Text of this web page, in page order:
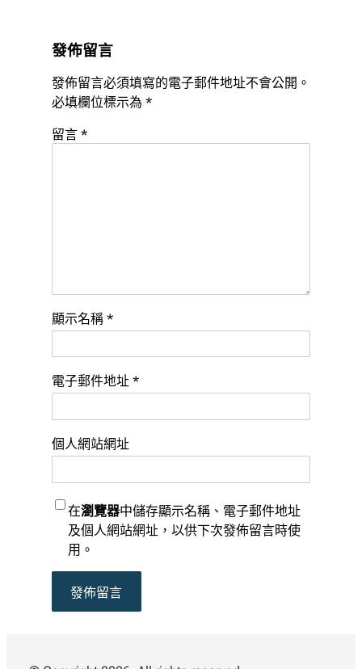
發佈留言
發佈留言必須填寫的電子郵件地址不會公開。
必填欄位標示為 *
留言 *
顯示名稱 *
電子郵件地址 *
個人網站網址
在瀏覽器中儲存顯示名稱、電子郵件地址
及個人網站網址，以供下次發佈留言時使
用。